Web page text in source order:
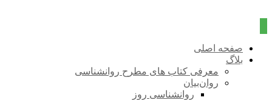
صفحه اصلی
بلاگ
معرفی کتاب های مطرح روانشناسی
روان‌بیان
روانشناسی روز